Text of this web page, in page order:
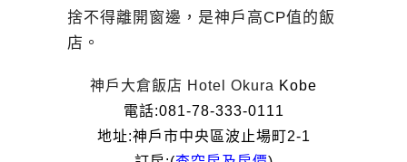
捨不得離開窗邊，是神戶高CP值的飯
店。
神戶大倉飯店 Hotel Okura Kobe
電話:081-78-333-0111
地址:神戶市中央區波止場町2-1